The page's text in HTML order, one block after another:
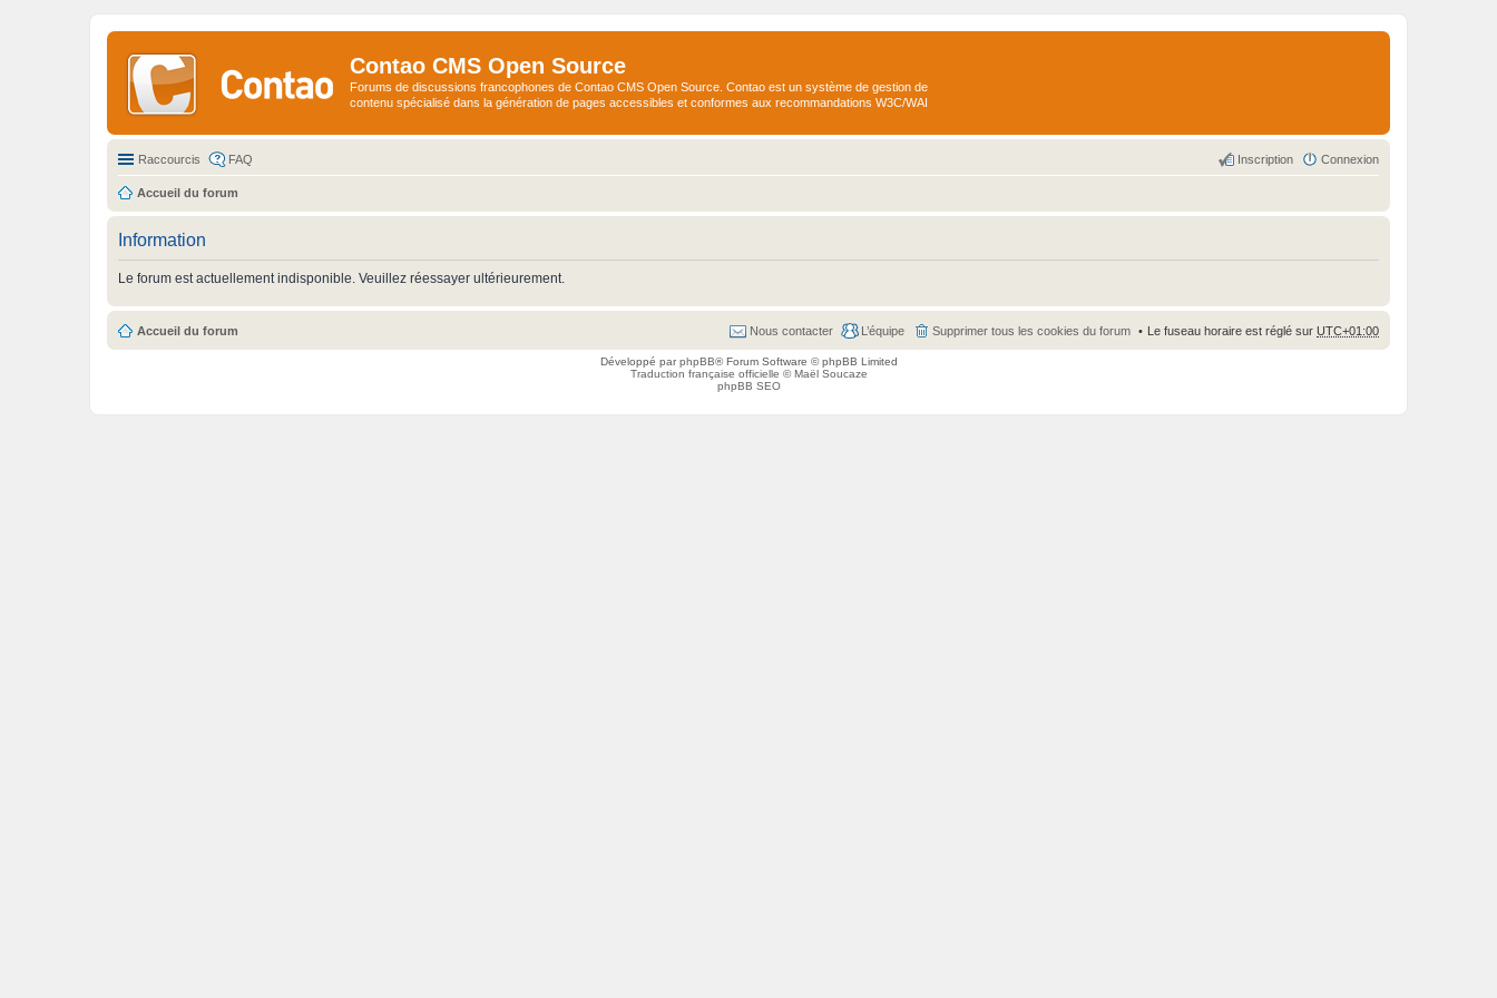
Contao CMS Open Source
Forums de discussions francophones de Contao CMS Open Source. Contao est un système de gestion de
contenu spécialisé dans la génération de pages accessibles et conformes aux recommandations W3C/WAI
Raccourcis FAQ Connexion
Inscription
Accueil du forum
Information
Le forum est actuellement indisponible. Veuillez réessayer ultérieurement.
Accueil du forum Le fuseau horaire est réglé sur UTC+01:00
Supprimer tous les cookies du forum
L’équipe
Nous contacter
Développé parphpBB® Forum Software © phpBB Limited
Traduction française officielle ©Maël Soucaze
phpBB SEO